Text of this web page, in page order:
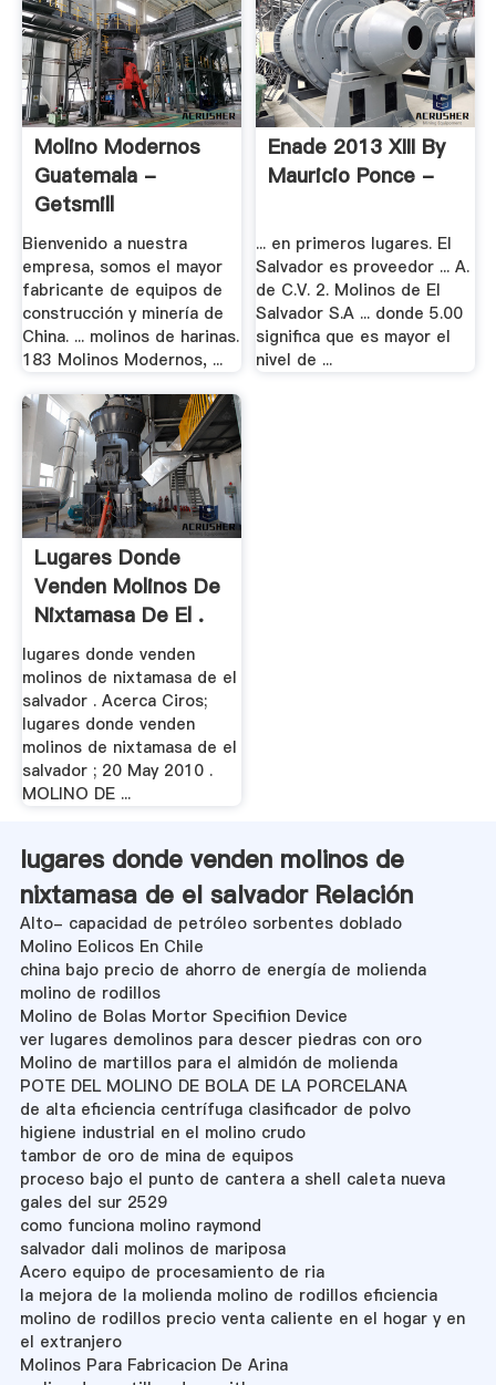
Molino Modernos
Guatemala -
Getsmill
Bienvenido a nuestra
empresa, somos el mayor
fabricante de equipos de
construcción y minería de
China. ... molinos de harinas.
183 Molinos Modernos, ...
Enade 2013 XIII By
Mauricio Ponce -
... en primeros lugares. El
Salvador es proveedor ... A.
de C.V. 2. Molinos de El
Salvador S.A ... donde 5.00
significa que es mayor el
nivel de ...
Lugares Donde
Venden Molinos De
Nixtamasa De El .
lugares donde venden
molinos de nixtamasa de el
salvador . Acerca Ciros;
lugares donde venden
molinos de nixtamasa de el
salvador ; 20 May 2010 .
MOLINO DE ...
lugares donde venden molinos de
nixtamasa de el salvador Relación
Alto- capacidad de petróleo sorbentes doblado
Molino Eolicos En Chile
china bajo precio de ahorro de energía de molienda
molino de rodillos
Molino de Bolas Mortor Specifiion Device
ver lugares demolinos para descer piedras con oro
Molino de martillos para el almidón de molienda
POTE DEL MOLINO DE BOLA DE LA PORCELANA
de alta eficiencia centrífuga clasificador de polvo
higiene industrial en el molino crudo
tambor de oro de mina de equipos
proceso bajo el punto de cantera a shell caleta nueva
gales del sur 2529
como funciona molino raymond
salvador dali molinos de mariposa
Acero equipo de procesamiento de ria
la mejora de la molienda molino de rodillos eficiencia
molino de rodillos precio venta caliente en el hogar y en
el extranjero
Molinos Para Fabricacion De Arina